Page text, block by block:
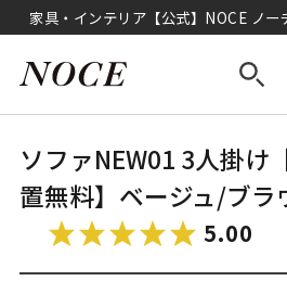
家具・インテリア【公式】NOCE ノー
ソファNEW01 3人掛け
置無料】ベージュ/ブラ
5.00